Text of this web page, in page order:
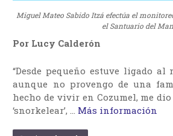
Miguel Mateo Sabido Itzá efectúa el
el Santuario del
Por Lucy Calderón
“Desde pequeño estuve ligado
aunque no provengo de una
hecho de vivir en Cozumel, me
‘snorkelear’, … Más información